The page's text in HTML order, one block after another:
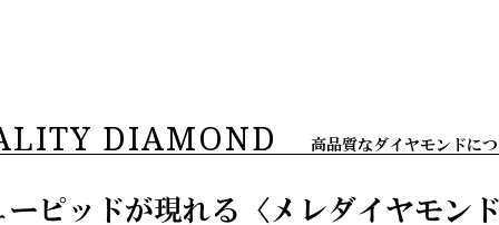
DIAMOND 高品質なダイヤモンドに
ピッドが現れる〈メレダイヤモン